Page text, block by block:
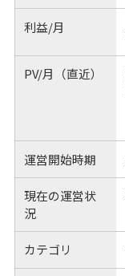
利益/月
PV/月（直近）
運営開始時期
現在の運営状
況
カテゴリ